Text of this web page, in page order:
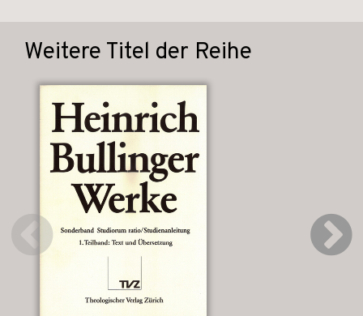
Weitere Titel der Reihe